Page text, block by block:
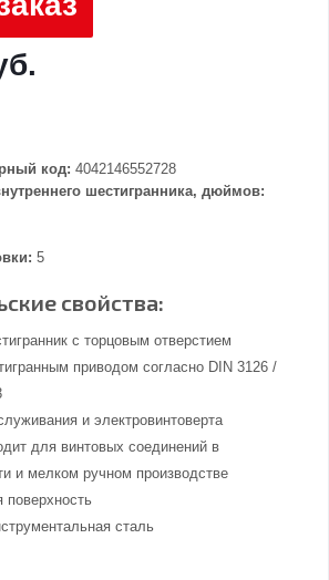
код: 4042146552728
шестигранника, дюймов:
5
свойства:
с торцовым отверстием
приводом согласно DIN 3126 /
и электровинтоверта
для винтовых соединений в
и мелком ручном производстве
поверхность
сталь